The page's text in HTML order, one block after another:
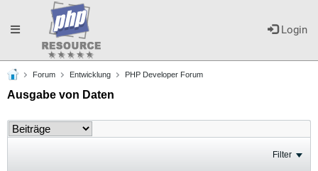
Login
Toggle
navigation
Forum Entwicklung PHP Developer Forum
Ausgabe von Daten
Filter